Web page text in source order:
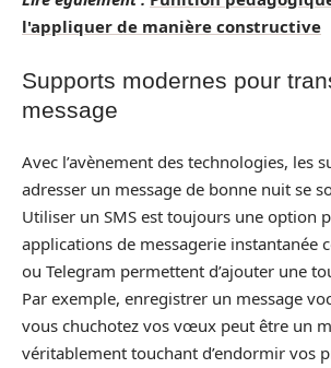
l'appliquer de manière constructive
Supports modernes pour
message
Avec l’avènement des technologies, les
adresser un message de bonne nuit se
Utiliser un SMS est toujours une option
applications de messagerie instantanée
ou Telegram permettent d’ajouter une
Par exemple, enregistrer un message
vous chuchotez vos vœux peut être un
véritablement touchant d’endormir vos